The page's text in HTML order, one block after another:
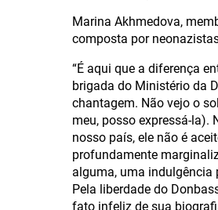
Marina Akhmedova,
composta por
“É aqui que a diferença
brigada do Ministério da
chantagem. Não vejo o
meu, posso expressá-la).
nosso país, ele não é
profundamente
alguma, uma indulgência
Pela liberdade do
fato infeliz de sua